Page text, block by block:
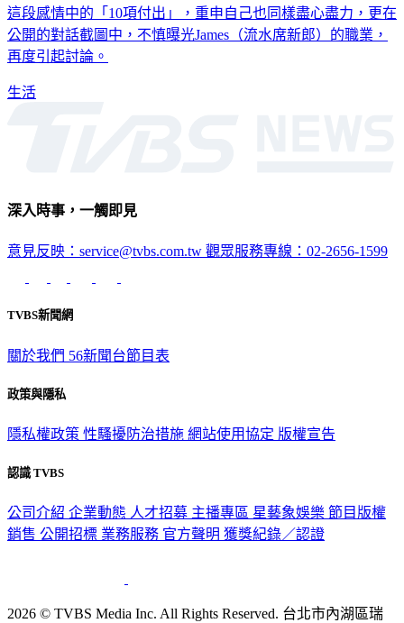
這段感情中的「10項付出」，重申自己也同樣盡心盡力，更在
公開的對話截圖中，不慎曝光James（流水席新郎）的職業，
再度引起討論。
生活
深入時事，一觸即見
意見反映：service@tvbs.com.tw 觀眾服務專線：02-2656-1599
TVBS新聞網
關於我們 56新聞台節目表
政策與隱私
隱私權政策 性騷擾防治措施 網站使用協定 版權宣告
認識 TVBS
公司介紹 企業動態 人才招募 主播專區 星藝象娛樂 節目版權
銷售 公開招標 業務服務 官方聲明 獲獎紀錄／認證
2026 © TVBS Media Inc. All Rights Reserved. 台北市內湖區瑞